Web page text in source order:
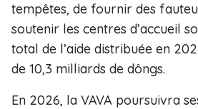
tempêtes, de fournir des
soutenir les centres d’accueil
total de l’aide distribuée en
de 10,3 milliards de dôngs.
En 2026, la VAVA poursuivra